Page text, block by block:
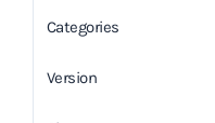
Categories
Version